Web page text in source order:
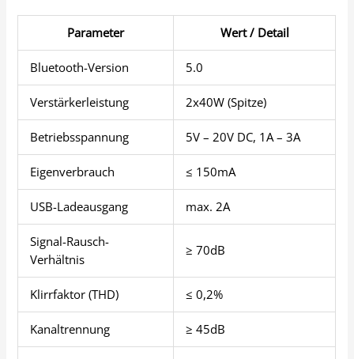
Parameter Wert / Detail
Bluetooth-Version 5.0
Verstärkerleistung 2x40W (Spitze)
Betriebsspannung 5V – 20V DC, 1A – 3A
Eigenverbrauch ≤ 150mA
USB-Ladeausgang max. 2A
Signal-Rausch-
Verhältnis
≥ 70dB
Klirrfaktor (THD) ≤ 0,2%
Kanaltrennung ≥ 45dB